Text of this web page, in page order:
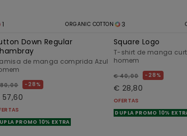
1 ORGANIC COTTON
Down Regular
de manga comprida Azul
28%
PROMO 10% EXTRA
3
Square Logo
T-shirt de manga
homem
€ 40,00 28%
€ 28,80
OFERTAS
DUPLA PROMO 10%